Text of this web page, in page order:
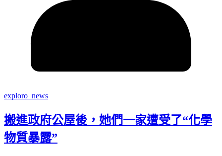
exploro_news
搬進政府公屋後，她們一家遭受了“化學
物質暴露”